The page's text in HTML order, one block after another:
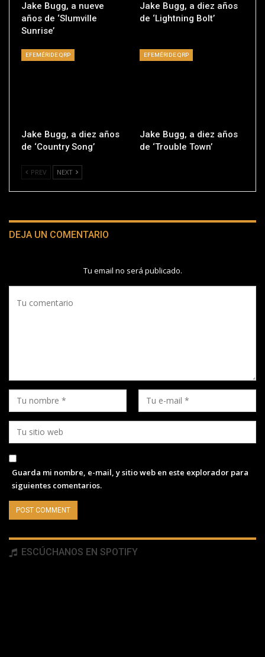
Jake Bugg, a nueve
años de ‘Slumville
Sunrise’
Jake Bugg, a diez años
de ‘Lightning Bolt’
EFEMÉRIDE QRP
Jake Bugg, a diez años
de ‘Country Song’
EFEMÉRIDE QRP
Jake Bugg, a diez años
de ‘Trouble Town’
PREV NEXT
DEJA UN COMENTARIO
Tu email no será publicado.
Guarda mi nombre, e-mail, y sitio web en este explorador para
siguientes comentarios.
ESCÚCHANOS EN SPOTIFY